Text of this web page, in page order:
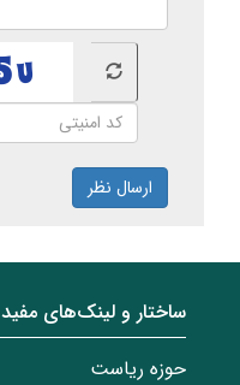
ارسال نظر
ساختار‌‌ و‌‌ لینک‌های مفید
حوزه ریاست